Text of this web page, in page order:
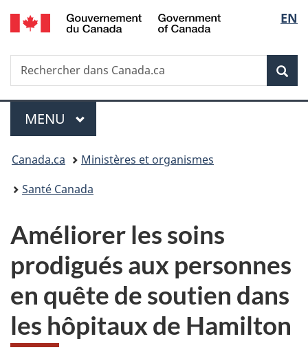
Passer
au
principal
Passer
à
Au
du
Passer
à
version
simplifiée
de
la
EN
Recherche
Rechercher
dans
Menu
MENU PRINCIPAL
Vous
êtes
Canada.ca
Ministères et organismes
Santé Canada
Améliorer les soins
prodigués aux personnes
en quête de soutien dans
les hôpitaux de Hamilton